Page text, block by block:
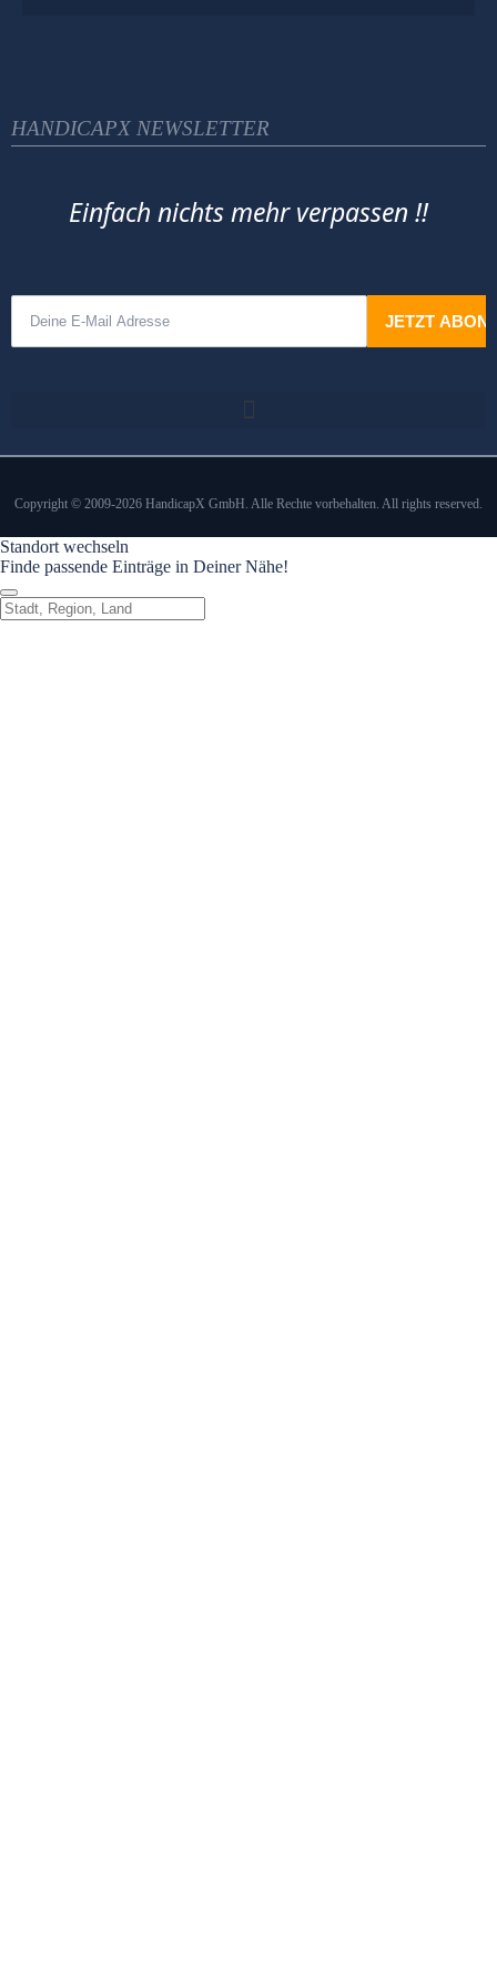
HANDICAPX NEWSLETTER
Einfach nichts mehr verpassen !!
Copyright © 2009-2026 HandicapX GmbH. Alle Rechte vorbehalten. All rights reserved.
Standort wechseln
Finde passende Einträge in Deiner Nähe!
Standort wechseln